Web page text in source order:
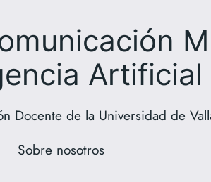
Artificial
Docente de la Universidad de
Sobre nosotros